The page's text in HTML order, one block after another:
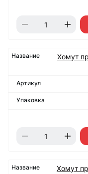
Хомут
Хомут